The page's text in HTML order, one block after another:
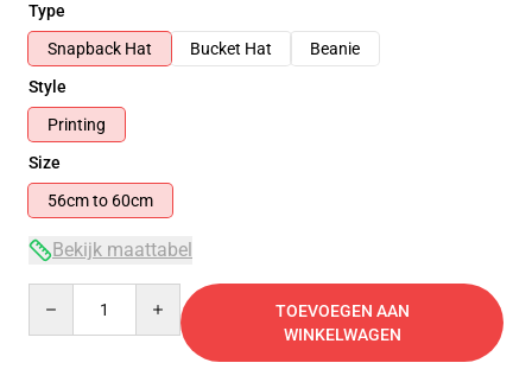
Type
Snapback Hat
Bucket Hat
Beanie
Style
Printing
Size
56cm to 60cm
Bekijk maattabel
TOEVOEGEN AAN
WINKELWAGEN